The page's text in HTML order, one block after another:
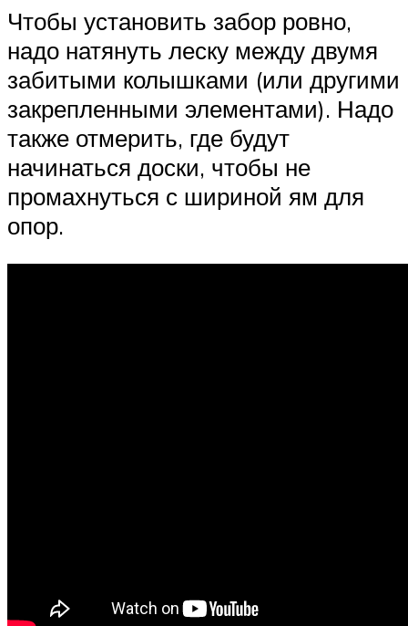
Чтобы установить забор ровно,
надо натянуть леску между двумя
забитыми колышками (или другими
закрепленными элементами). Надо
также отмерить, где будут
начинаться доски, чтобы не
промахнуться с шириной ям для
опор.